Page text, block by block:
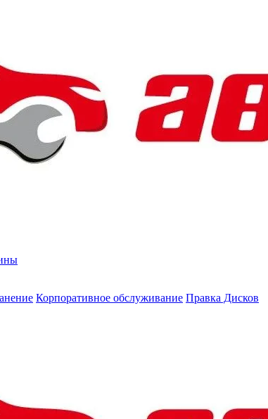
Корпоративное обслуживание Правка Дисков